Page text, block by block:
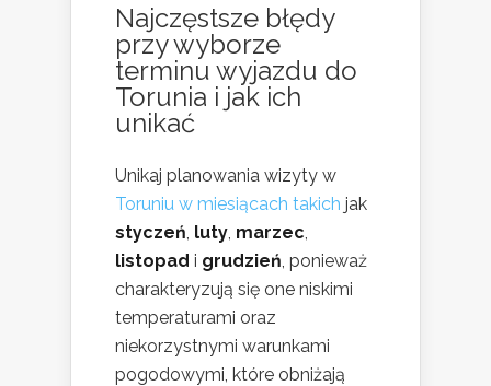
Najczęstsze błędy
przy wyborze
terminu wyjazdu do
Torunia i jak ich
unikać
Unikaj planowania wizyty w
Toruniu w miesiącach takich jak
styczeń luty marzec
listopad i grudzień , ponieważ
charakteryzują się one niskimi
temperaturami oraz
niekorzystnymi warunkami
pogodowymi, które obniżają